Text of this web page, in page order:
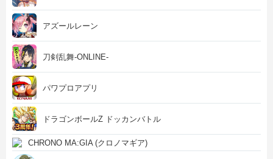
アズールレーン
刀剣乱舞-ONLINE-
パワプロアプリ
ドラゴンボールZ ドッカンバトル
CHRONO MA:GIA (クロノマギア)